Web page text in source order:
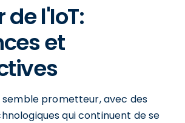
de l'IoT:
et
semble prometteur, avec des
qui continuent de se